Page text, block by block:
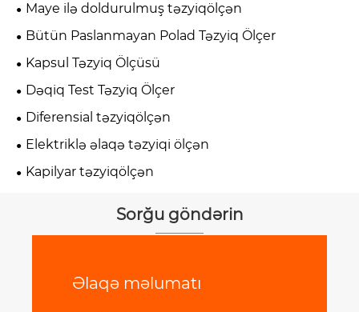
Maye ilə doldurulmuş təzyiqölçən
Bütün Paslanmayan Polad Təzyiq Ölçer
Kapsul Təzyiq Ölçüsü
Dəqiq Test Təzyiq Ölçer
Diferensial təzyiqölçən
Elektriklə əlaqə təzyiqi ölçən
Kapilyar təzyiqölçən
Sorğu göndərin
Əlaqə məlumatı